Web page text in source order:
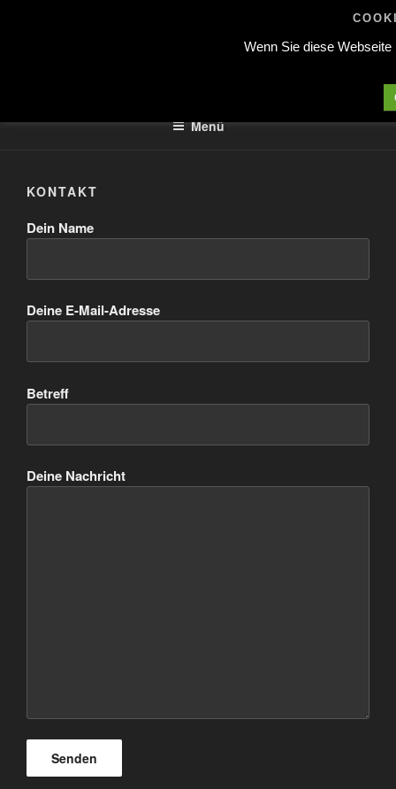
Menü
KONTAKT
Dein Name
Deine E-Mail-Adresse
Betreff
Deine Nachricht
Wenn Sie diese